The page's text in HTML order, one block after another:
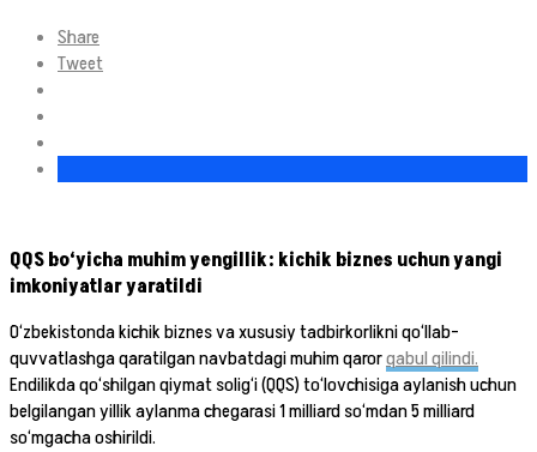
Share
Tweet
QQS bo‘yicha muhim yengillik: kichik biznes uchun yangi
imkoniyatlar yaratildi
O‘zbekistonda kichik biznes va xususiy tadbirkorlikni qo‘llab-
quvvatlashga qaratilgan navbatdagi muhim qarorqabul qilindi.
Endilikda qo‘shilgan qiymat solig‘i (QQS) to‘lovchisiga aylanish uchun
belgilangan yillik aylanma chegarasi 1 milliard so‘mdan 5 milliard
so‘mgacha oshirildi.